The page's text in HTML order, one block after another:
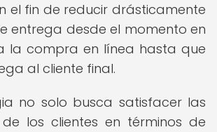
el fin de reducir drásticamente
entrega desde el momento en
la compra en línea hasta que
al cliente final.
no solo busca satisfacer las
los clientes en términos de